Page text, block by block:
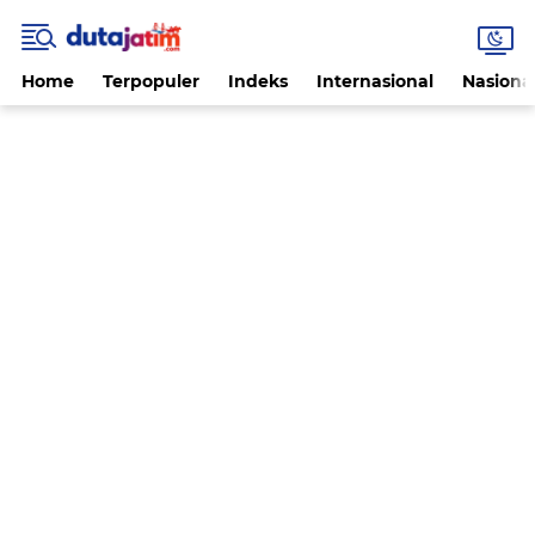
Home Terpopuler Indeks Internasional